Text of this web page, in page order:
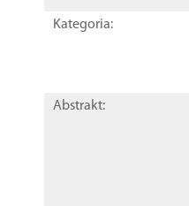
Kategoria:
Abstrakt: